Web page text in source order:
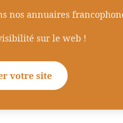
nos annuaires
sur le web !
votre site